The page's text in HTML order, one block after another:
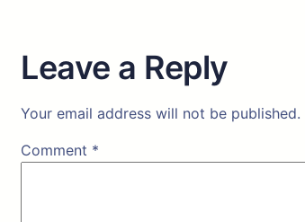
Leave a Reply
Your email address will not be published.
Comment *